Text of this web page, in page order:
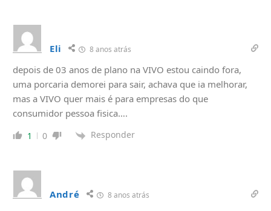
Eli 8 anos atrás
depois de 03 anos de plano na VIVO estou caindo fora,
uma porcaria demorei para sair, achava que ia melhorar,
mas a VIVO quer mais é para empresas do que
consumidor pessoa fisica….
1 0 Responder
André 8 anos atrás